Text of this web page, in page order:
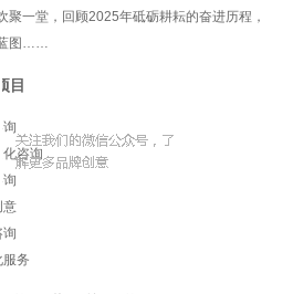
聚一堂，回顾2025年砥砺耕耘的奋进历程，
蓝图……
目
询
咨询
询
意
询
服务